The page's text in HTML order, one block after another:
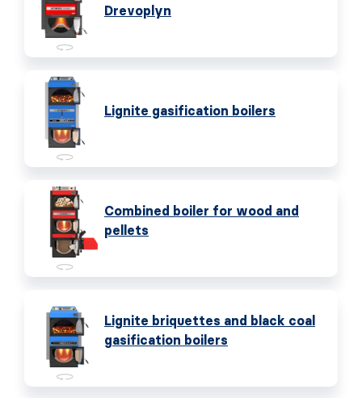
Drevoplyn
Lignite gasification boilers
Combined boiler for wood and
pellets
Lignite briquettes and black coal
gasification boilers